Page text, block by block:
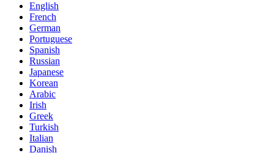
English
French
German
Portuguese
Spanish
Russian
Japanese
Korean
Arabic
Irish
Greek
Turkish
Italian
Danish